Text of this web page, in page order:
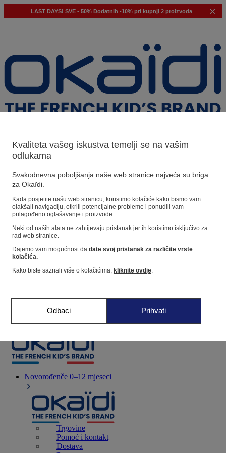
LAST DAYS! SVE - 50% Dodatnih -10% pri kupnji 2 proizvoda
Naši prijedlozi
Predloženi proizvodi
Pogledajte sve proizvode
Dućan
Novorođenče 0–12 mjeseci
Trgovine
Pomoć i kontakt
Dostava
Kvaliteta vašeg iskustva temelji se na vašim
odlukama
Svakodnevna poboljšanja naše web stranice najveća su briga
za Okaïdi.
Kada posjetite našu web stranicu, koristimo kolačiće kako bismo vam
olakšali navigaciju, otkrili potencijalne probleme i ponudili vam
prilagođeno oglašavanje i proizvode.
Neki od naših alata ne zahtijevaju pristanak jer ih koristimo isključivo za
rad web stranice.
Dajemo vam mogućnost da date svoj pristanak za različite vrste
kolačića.
Kako biste saznali više o kolačićima, kliknite ovdje.
Odbaci Prihvati